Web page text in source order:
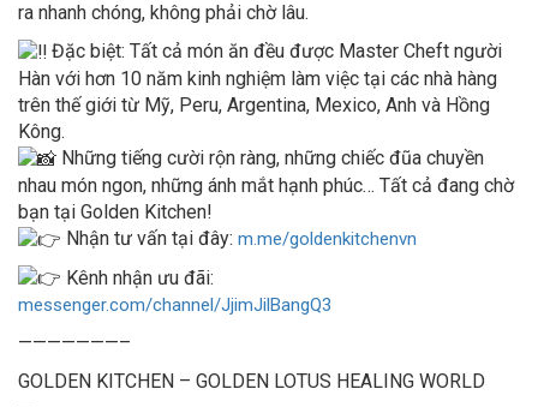
ra nhanh chóng, không phải chờ lâu.
Đặc biệt: Tất cả món ăn đều được Master Cheft người
Hàn với hơn 10 năm kinh nghiệm làm việc tại các nhà hàng
trên thế giới từ Mỹ, Peru, Argentina, Mexico, Anh và Hồng
Kông.
Những tiếng cười rộn ràng, những chiếc đũa chuyền
nhau món ngon, những ánh mắt hạnh phúc… Tất cả đang chờ
bạn tại Golden Kitchen!
Nhận tư vấn tại đây: m.me/goldenkitchenvn
Kênh nhận ưu đãi:
messenger.com/channel/JjimJilBangQ3
———————–
GOLDEN KITCHEN – GOLDEN LOTUS HEALING WORLD